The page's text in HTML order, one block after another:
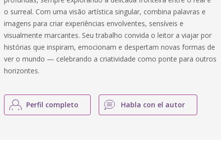
o surreal. Com uma visão artística singular, combina palavras e
imagens para criar experiências envolventes, sensíveis e
visualmente marcantes. Seu trabalho convida o leitor a viajar por
histórias que inspiram, emocionam e despertam novas formas de
ver o mundo — celebrando a criatividade como ponte para outros
horizontes.
Perfil completo Habla con el autor